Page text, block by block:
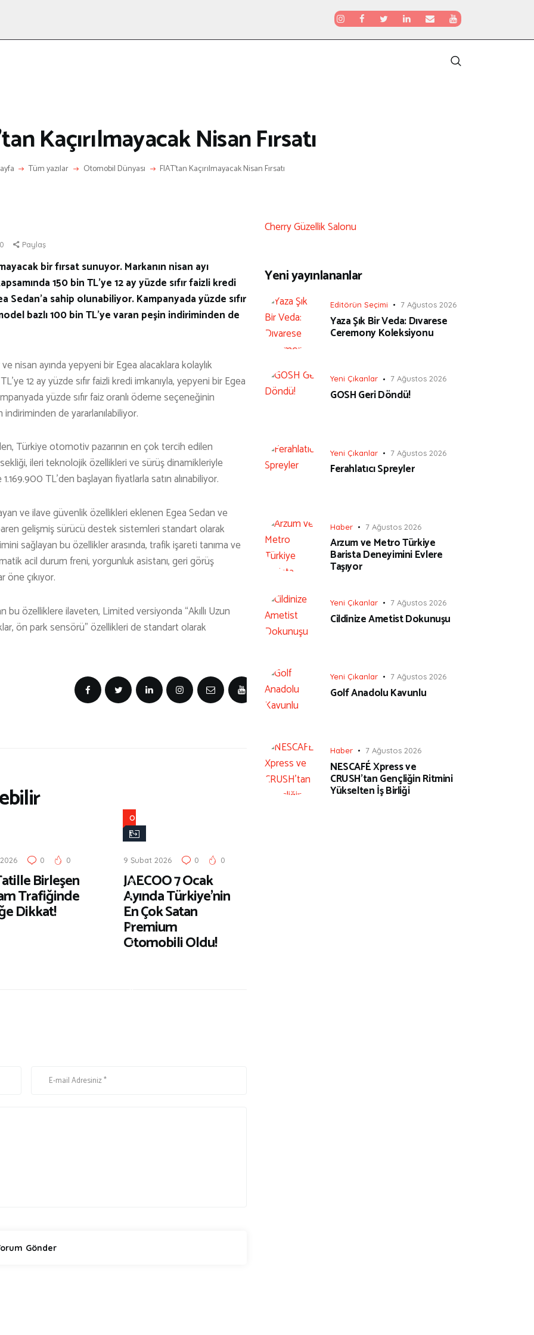
Kaçırılmayacak Nisan Fırsatı
Tüm yazılar Otomobil Dünyası FIAT’tan Kaçırılmayacak Nisan Fırsatı
0 Paylaş
bir fırsat sunuyor. Markanın nisan ayı
150 bin TL’ye 12 ay yüzde sıfır faizli kredi
Sedan’a sahip olunabiliyor. Kampanyada yüzde sıfır
bazlı 100 bin TL’ye varan peşin indiriminden de
nisan ayında yepyeni bir Egea alacaklara kolaylık
12 ay yüzde sıfır faizli kredi imkanıyla, yepyeni bir Egea
yüzde sıfır faiz oranlı ödeme seçeneğinin
de yararlanılabiliyor.
Türkiye otomotiv pazarının en çok tercih edilen
ileri teknolojik özellikleri ve sürüş dinamikleriyle
TL’den başlayan fiyatlarla satın alınabiliyor.
ve ilave güvenlik özellikleri eklenen Egea Sedan ve
gelişmiş sürücü destek sistemleri standart olarak
sağlayan bu özellikler arasında, trafik işareti tanıma ve
acil durum freni, yorgunluk asistanı, geri görüş
öne çıkıyor.
bu özelliklere ilaveten, Limited versiyonda “Akıllı Uzun
ön park sensörü” özellikleri de standart olarak
0 0
Birleşen
Trafiğinde
Dikkat!
O
t
m
o
b
i
l
D
9 Şubat 2026 0 0
JAECOO 7 Ocak
Ayında Türkiye’nin
En Çok Satan
Premium
Otomobili Oldu!
Cherry Güzellik Salonu
Yeni yayınlananlar
Editörün Seçimi 7 Ağustos 2026
Yaza Şık Bir Veda: Dıvarese
Ceremony Koleksiyonu
Yeni Çıkanlar 7 Ağustos 2026
GOSH Geri Döndü!
Yeni Çıkanlar 7 Ağustos 2026
Ferahlatıcı Spreyler
Haber 7 Ağustos 2026
Arzum ve Metro Türkiye
Barista Deneyimini Evlere
Taşıyor
Yeni Çıkanlar 7 Ağustos 2026
Cildinize Ametist Dokunuşu
Yeni Çıkanlar 7 Ağustos 2026
Golf Anadolu Kavunlu
Haber 7 Ağustos 2026
NESCAFÉ Xpress ve
CRUSH’tan Gençliğin Ritmini
Yükselten İş Birliği